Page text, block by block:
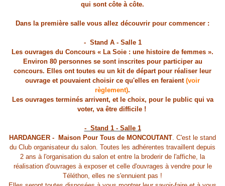
qui sont côte à côte.
Dans la première salle vous allez découvrir pour commencer :
- Stand A - Salle 1
Les ouvrages du Concours « La Soie : une histoire de femmes ».
Environ 80 personnes se sont inscrites pour participer au
concours. Elles ont toutes eu un kit de départ pour réaliser leur
ouvrage et pouvaient choisir ce qu'elles en feraient (voir
règlement).
Les ouvrages terminés arrivent, et le choix, pour le public qui va
voter, va être difficile !
- Stand 1 - Salle 1
HARDANGER - Maison Pour Tous de MONCOUTANT. C'est le stand
du Club organisateur du salon. Toutes les adhérentes travaillent depuis
2 ans à l'organisation du salon et entre la broderir de l'affiche, la
réalisation d'ouvrages à exposer et celle d'ouvrages à vendre pour le
Téléthon, elles ne s'ennuient pas !